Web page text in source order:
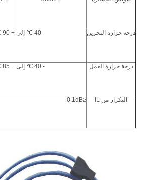
درجة حرارة التخزين - 40 ℃ إلى + 90 ℃
درجة حرارة العمل - 40 ℃ إلى + 85 ℃
التكرار من IL ≤0.1dB